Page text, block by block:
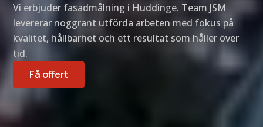
Vi erbjuder fasadmålning i Huddinge. Team JSM
levererar noggrant utförda arbeten med fokus på
kvalitet, hållbarhet och ett resultat som håller över
tid.
Få offert